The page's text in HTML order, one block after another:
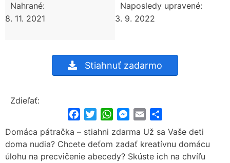
Nahrané:
8. 11. 2021
Naposledy upravené:
3. 9. 2022
Stiahnuť zadarmo
Zdieľať:
FacebookTwitterWhatsApp
Messenger
Email
Domáca pátračka – stiahni zdarma Už sa Vaše deti
doma nudia? Chcete deťom zadať kreatívnu domácu
úlohu na precvičenie abecedy? Skúste ich na chvíľu